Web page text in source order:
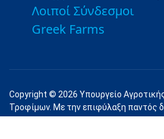
Λοιποί Σύνδεσμοι
Greek Farms
Copyright © 2026 Υπουργείο
Τροφίμων. Με την επιφύλαξη παντός